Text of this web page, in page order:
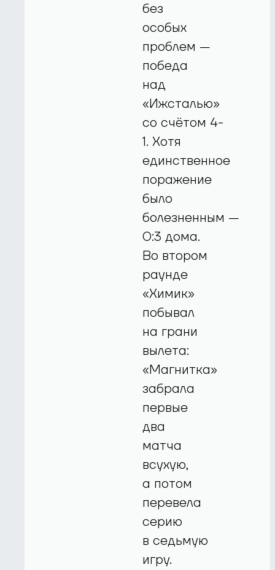
без
особых
проблем —
победа
над
«Ижсталью»
со счётом 4-
1. Хотя
единственное
поражение
было
болезненным —
0:3 дома.
Во втором
раунде
«Химик»
побывал
на грани
вылета:
«Магнитка»
забрала
первые
два
матча
всухую,
а потом
перевела
серию
в седьмую
игру.